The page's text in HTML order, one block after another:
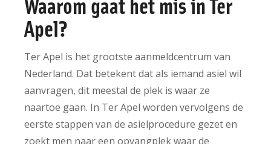
Apel?
Ter Apel is het grootste aanmeldcentrum van
Nederland. Dat betekent dat als iemand asiel wil
aanvragen, dit meestal de plek is waar ze
naartoe gaan. In Ter Apel worden vervolgens de
eerste stappen van de asielprocedure gezet en
zoekt men naar een opvangplek waar de